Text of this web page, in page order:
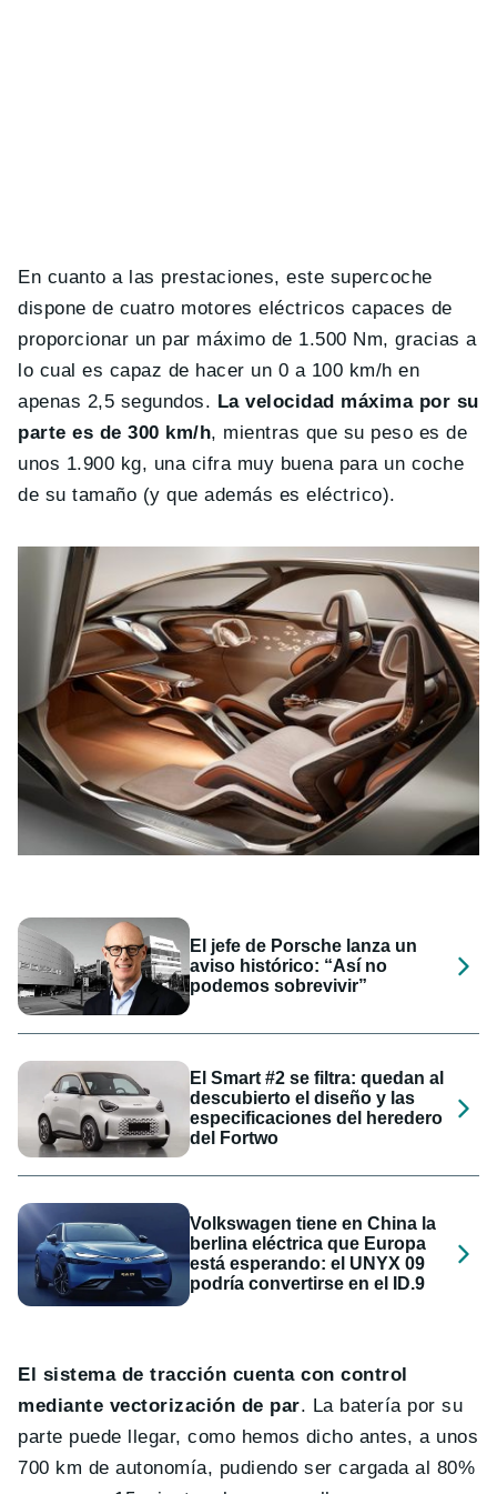
En cuanto a las prestaciones, este supercoche
dispone de cuatro motores eléctricos capaces de
proporcionar un par máximo de 1.500 Nm, gracias a
lo cual es capaz de hacer un 0 a 100 km/h en
apenas 2,5 segundos. La velocidad máxima por su
parte es de 300 km/h, mientras que su peso es de
unos 1.900 kg, una cifra muy buena para un coche
de su tamaño (y que además es eléctrico).
El jefe de Porsche lanza un
aviso histórico: “Así no
podemos sobrevivir”
El Smart #2 se filtra: quedan al
descubierto el diseño y las
especificaciones del heredero
del Fortwo
Volkswagen tiene en China la
berlina eléctrica que Europa
está esperando: el UNYX 09
podría convertirse en el ID.9
El sistema de tracción cuenta con control
mediante vectorización de par. La batería por su
parte puede llegar, como hemos dicho antes, a unos
700 km de autonomía, pudiendo ser cargada al 80%